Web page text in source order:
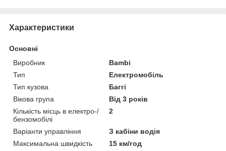
Характеристики
Основні
Виробник
Bambi
Тип
Електромобіль
Тип кузова
Баггі
Вікова група
Від 3 років
Кількість місць в електро-/
бензомобілі
2
Варіанти управління
З кабіни водія
Максимальна швидкість
15 км/год